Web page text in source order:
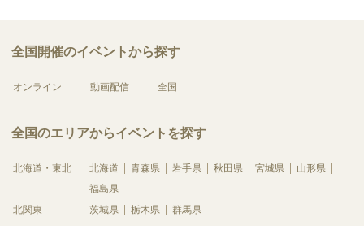
全国開催のイベントから探す
オンライン 動画配信 全国
全国のエリアからイベントを探す
北海道・東北 北海道 青森県 岩手県 秋田県 宮城県
山形県
福島県
北関東
茨城県 栃木県 群馬県